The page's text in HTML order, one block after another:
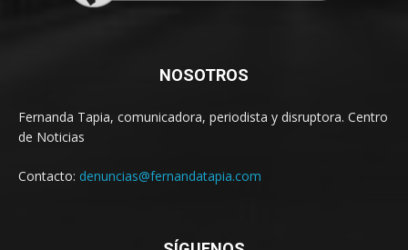
NOSOTROS
Fernanda Tapia, comunicadora, periodista y disruptora. Centro
de Noticias
Contacto: denuncias@fernandatapia.com